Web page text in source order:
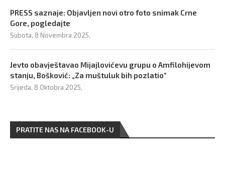
PRESS saznaje: Objavljen novi otro foto snimak Crne
Gore, pogledajte
Subota, 8 Novembra 2025,
Jevto obavještavao Mijajlovićevu grupu o Amfilohijevom
stanju, Bošković: „Za muštuluk bih pozlatio“
Srijeda, 8 Oktobra 2025,
PRATITE NAS NA FACEBOOK-U